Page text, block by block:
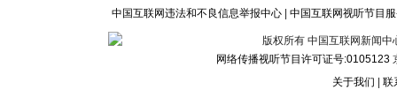
中国互联网违法和不良信息举报中心 中国互联网视听节目
版权所有 中国互联网新闻
网络传播视听节目许可证号:0105123
关于我们
联